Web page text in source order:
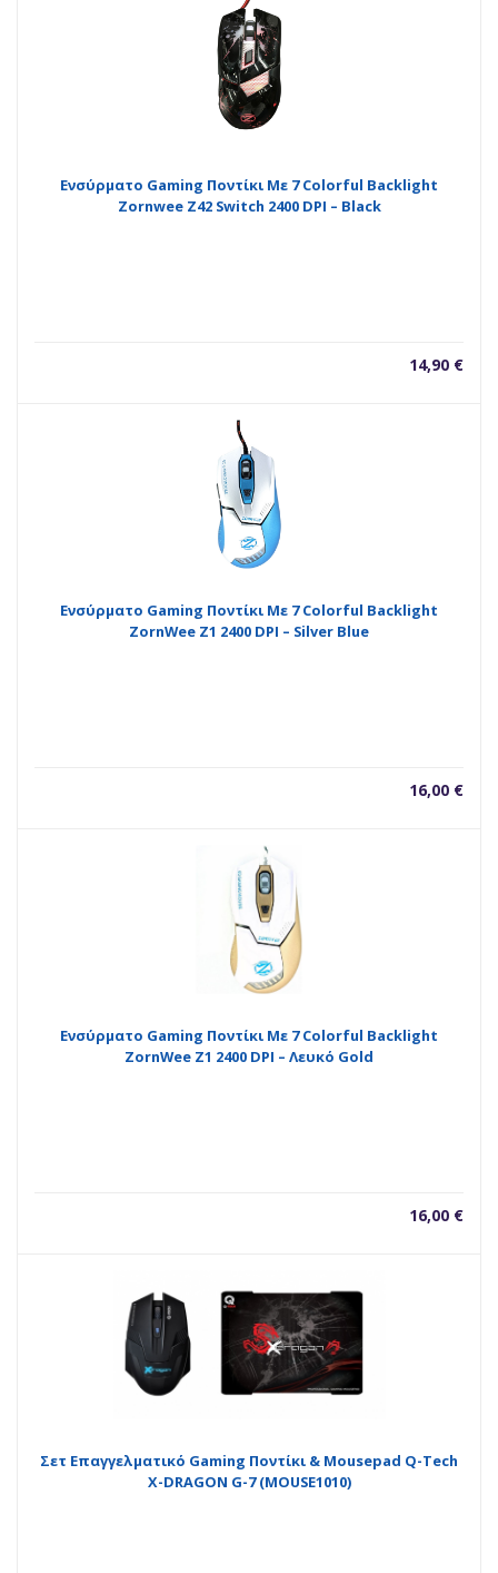
Ενσύρματο Gaming Ποντίκι Με 7 Colorful Backlight
Zornwee Z42 Switch 2400 DPI – Black
14,90 €
Ενσύρματο Gaming Ποντίκι Με 7 Colorful Backlight
ZornWee Z1 2400 DPI – Silver Blue
16,00 €
Ενσύρματο Gaming Ποντίκι Με 7 Colorful Backlight
ZornWee Z1 2400 DPI – Λευκό Gold
16,00 €
Σετ Επαγγελματικό Gaming Ποντίκι & Mousepad Q-Tech
X-DRAGON G-7 (MOUSE1010)